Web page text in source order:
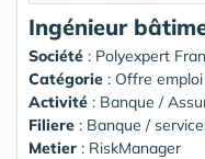
Ingénieur
Société : Polyexpert
Catégorie : Offre emploi
Activité : Banque /
Filiere : Banque /
Metier : RiskManager